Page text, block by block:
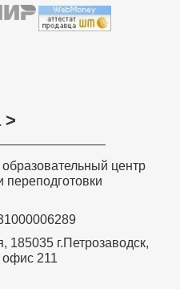
>
центр
185035 г.Петрозаводск,
офис 211